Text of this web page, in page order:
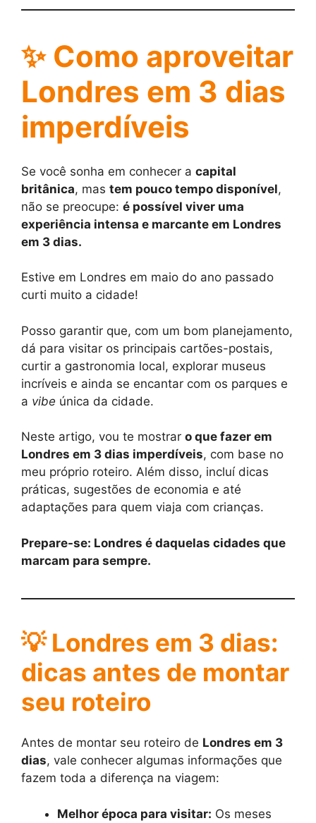
✨ Como aproveitar
Londres em 3 dias
imperdíveis
Se você sonha em conhecer a capital
britânica, mas tem pouco tempo disponível,
não se preocupe: é possível viver uma
experiência intensa e marcante em Londres
em 3 dias.
Estive em Londres em maio do ano passado
curti muito a cidade!
Posso garantir que, com um bom planejamento,
dá para visitar os principais cartões-postais,
curtir a gastronomia local, explorar museus
incríveis e ainda se encantar com os parques e
a vibe única da cidade.
Neste artigo, vou te mostrar o que fazer em
Londres em 3 dias imperdíveis, com base no
meu próprio roteiro. Além disso, incluí dicas
práticas, sugestões de economia e até
adaptações para quem viaja com crianças.
Prepare-se: Londres é daquelas cidades que
marcam para sempre.
💡 Londres em 3 dias:
dicas antes de montar
seu roteiro
Antes de montar seu roteiro de Londres em 3
dias, vale conhecer algumas informações que
fazem toda a diferença na viagem:
Melhor época para visitar: Os meses